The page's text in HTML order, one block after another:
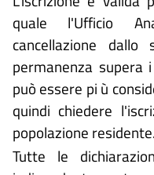
quale l'Ufficio
cancellazione
permanenza
può essere pi ù
quindi chiedere
popolazione residente.
Tutte le